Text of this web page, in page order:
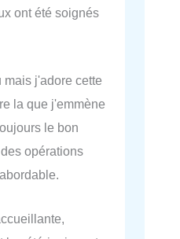
ont été soignés
j'adore cette
la que j'emmène
le bon
opérations